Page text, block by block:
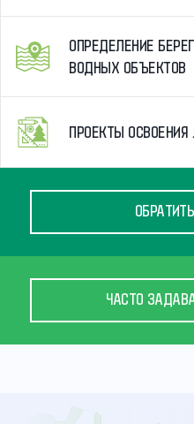
ОПРЕДЕЛЕНИЕ
ВОДНЫХ ОБЪЕКТОВ
ПРОЕКТЫ ОСВОЕНИЯ
ЧАСТО